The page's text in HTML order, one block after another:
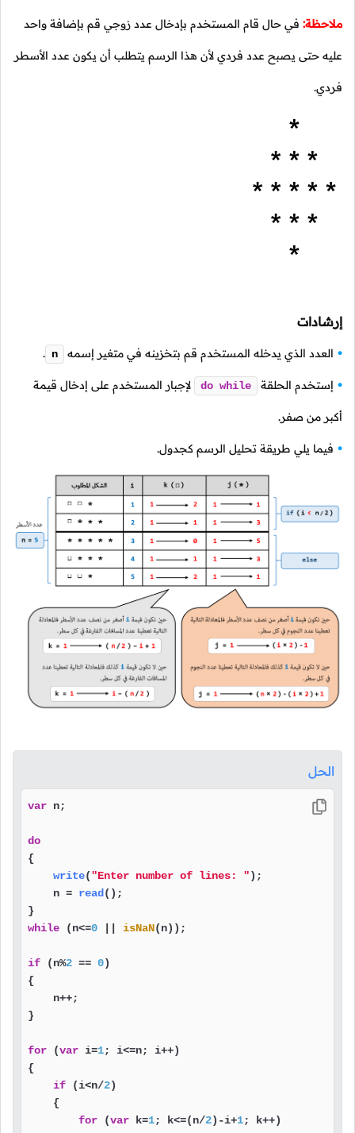
ملاحظة: في حال قام المستخدم بإدخال عدد زوجي قم بإضافة واحد
عليه حتى يصبح عدد فردي لأن هذا الرسم يتطلب أن يكون عدد الأسطر
فردي.
إرشادات
العدد الذي يدخله المستخدم قم بتخزينه في متغير إسمه n
.
إستخدم الحلقة do while لإجبار المستخدم على إدخال قيمة
أكبر من صفر.
فيما يلي طريقة تحليل الرسم كجدول.
الحل
var n;
do
{
write("Enter number of lines: ");
    n =
read ();
while (n<=0 isNaN(n));
if (n%2 == 0)
{
    n++;
}
for (var i=1; i<=n; i++)
{
if (i<n/2)
    {
for (var k=1; k<=(n/2)-i+1; k++)